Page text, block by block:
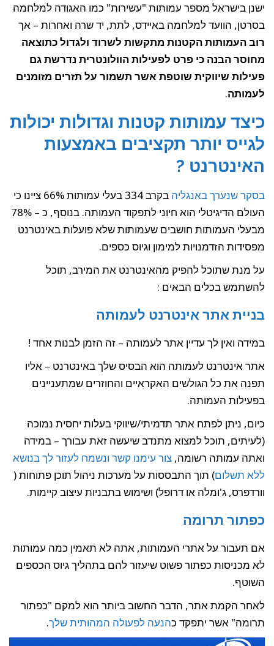
ישנן בישראל מספר עמותות "עשירות" כמו האגודה למלחמה
בסרטן‏, הוועד למלחמה באיידס, לתת, יד שרה ואחרות – אך
רוב העמותות הקטנות מתקשות לשרוד ולגדול כתוצאה
מחוסר הבנה כי פרט לפעילות הוולונטרית נדרשת גם
פעילות שיווקית שוטפת אשר תשמור על תזרים מזומנים
לעמותה.
כיצד עמותות קטנות וגדולות יכולות
לגייס יותר תקציבים באמצעות
האינטרנט ?
בסקר שנערך באנגליה
בקרב 334 בעלי עמותות 66% ציינו כי
העולם הדיגיטלי הוא חיוני לתפקוד העמותה. בנוסף, כ – 78%
מבעלי העמותות חושבים שעמותות שלא פועלות באינטרנט
מפסידות הזדמנויות למימון וגיוס כספים.
על מנת שתוכל להפיק מהאינטרנט את המירב, תוכל
להשתמש בכלים הבאים :
בניית אתר אינטרנט לעמותה
במידה ואין לך עדיין אתר לעמותה – זה הזמן לבנות אחד !
אתר אינטרנט לעמותה הוא הבסיס שלך באינטרנט – אליו
תפנה את כל הגולשים האקראיים והחוזרים שמתעניינים
בפעילות העמותה.
כיום, ניתן לפתח אתר תדמיתי/שיווקי בעלות יחסית נמוכה
(לעיתים, תוכל למצוא מתנדב שיעשה זאת עבורך – במידה
ואתה עמותה רשומה, צור עימנו קשר ונשמח לעזור לך בנושא
ללא תשלום) תוך התבססות על מערכות ניהול תוכן פתוחות (
וורדפרס, ג'ומלה או דרופל) ושימוש בתבניות עיצוב קיימות.
כפתור תרומה
אם תעבור על אתרי העמותות, אתה לא תאמין כמה עמותות
לא מכניסות כפתור פשוט שיעזור להם בתהליך גיוס הכספים
השוטף.
לאחר הקמת אתר, הדבר החשוב ביותר הוא למקם "כפתור
תרומה" אשר יתפקד כהנעה לפעולה המהותית שלך.